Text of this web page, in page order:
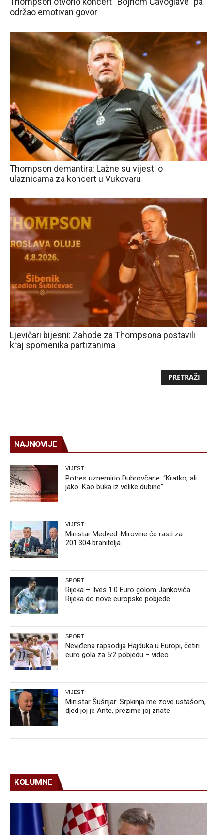
održao emotivan govor
Thompson demantira: Lažne su vijesti o
ulaznicama za koncert u Vukovaru
Ljevičari bijesni: Zahode za Thompsona postavili
kraj spomenika partizanima
NAJNOVIJE
VIJESTI
Potres uznemirio Dubrovčane: “Kratko, ali
jako. Kao buka iz velike dubine”
VIJESTI
Ministar Medved: Mirovine će rasti za
201.304 branitelja
SPORT
Rijeka – Ilves 1:0 Euro golom Jankovića
Rijeka do nove europske pobjede
SPORT
Neviđena rapsodija Hajduka u Europi, četiri
euro gola za 5:2 pobjedu – video
VIJESTI
Ministar Šušnjar: Srpkinja me zove ustašom,
djed joj je Ante, prezime joj znate
KOLUMNE